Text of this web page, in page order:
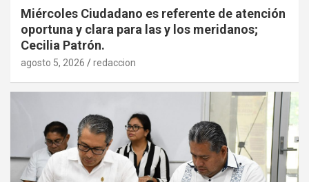
Miércoles Ciudadano es referente de atención
oportuna y clara para las y los meridanos;
Cecilia Patrón.
agosto 5, 2026 redaccion